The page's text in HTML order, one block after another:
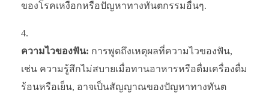
ของโรคเหงือกหรือปัญหาทางทันตกรรมอื่นๆ.
ความไวของฟัน: การพูดถึงเหตุผลที่ความไวของฟัน,
เช่น ความรู้สึกไม่สบายเมื่อทานอาหารหรือดื่มเครื่องดื่ม
ร้อนหรือเย็น, อาจเป็นสัญญาณของปัญหาทางทันต